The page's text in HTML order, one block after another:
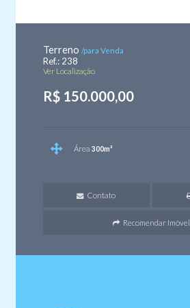
Terreno /para Venda
Ref.: 238
Ver Localização
R$ 150.000,00
Área 300m²
Contato
Recomendar Imóvel